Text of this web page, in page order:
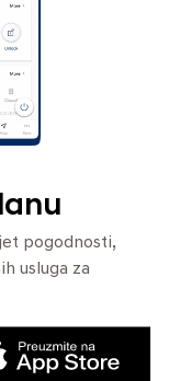
pogodnosti,
usluga za